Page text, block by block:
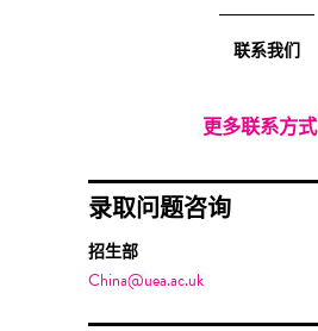
联系我们
更多联系方式
录取问题咨询
招生部
China@uea.ac.uk